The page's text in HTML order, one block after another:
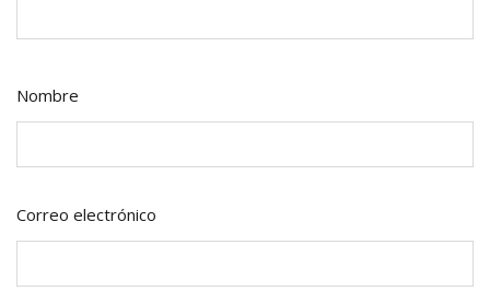
Nombre
Correo electrónico